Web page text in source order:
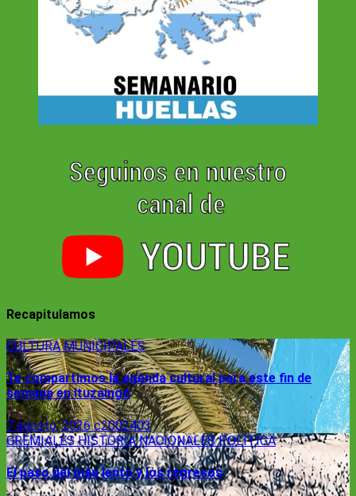
Recapitulamos
CULTURAMUNICIPALES
Te compartimos la agenda cultural para este fin de
semana en Ituzaingó
7 agosto, 2026c2002403
GREMIALESHISTORIANACIONALESPOLÍTICA
El paso del más lento y los regresos